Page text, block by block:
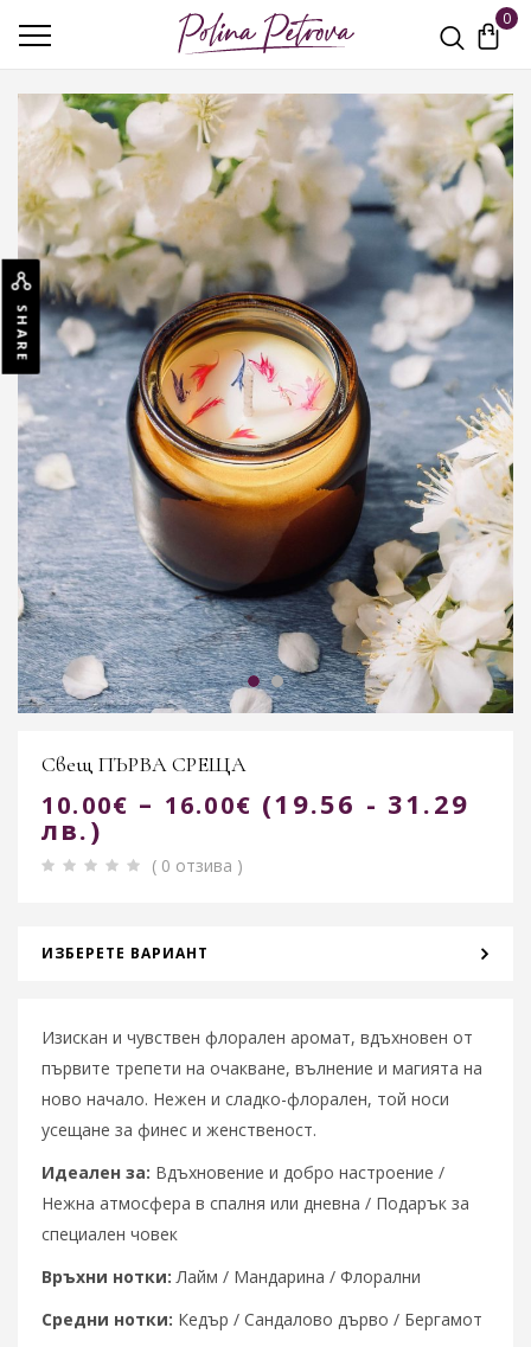
0
Свещ ПЪРВА СРЕЩА
10.00€ – 16.00€ (19.56 - 31.29
лв.)
( 0 отзива )
ИЗБЕРЕТЕ ВАРИАНТ
Изискан и чувствен флорален аромат, вдъхновен от
първите трепети на очакване, вълнение и магията на
ново начало. Нежен и сладко-флорален, той носи
усещане за финес и женственост.
Идеален за: Вдъхновение и добро настроение /
Нежна атмосфера в спалня или дневна / Подарък за
специален човек
Връхни нотки: Лайм / Мандарина / Флорални
Средни нотки: Кедър / Сандалово дърво / Бергамот
SHARE